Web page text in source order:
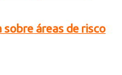
sobre áreas de risco